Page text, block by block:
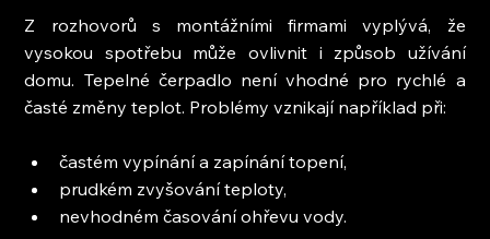
Z rozhovorů s montážními firmami vyplývá, že
vysokou spotřebu může ovlivnit i způsob užívání
domu. Tepelné čerpadlo není vhodné pro rychlé a
časté změny teplot. Problémy vznikají například při:
častém vypínání a zapínání topení,
prudkém zvyšování teploty,
nevhodném časování ohřevu vody.